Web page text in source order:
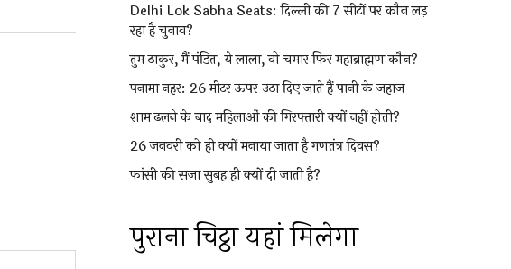
Delhi Lok Sabha Seats: दिल्ली की 7 सीटों पर कौन लड़
रहा है चुनाव?
तुम ठाकुर, मैं पंडित, ये लाला, वो चमार फिर महाब्राह्मण कौन?
पनामा नहर: 26 मीटर ऊपर उठा दिए जाते हैं पानी के जहाज
शाम ढलने के बाद महिलाओं की गिरफ्तारी क्यों नहीं होती?
26 जनवरी को ही क्यों मनाया जाता है गणतंत्र दिवस?
फांसी की सजा सुबह ही क्यों दी जाती है?
पुराना चिट्ठा यहां मिलेगा